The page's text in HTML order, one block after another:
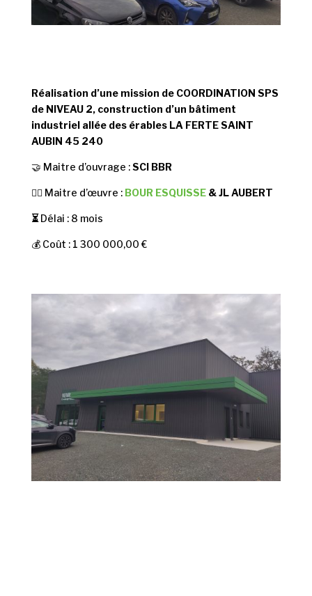
Réalisation d’une mission de COORDINATION SPS
de NIVEAU 2, construction d’un bâtiment
industriel allée des érables LA FERTE SAINT
AUBIN 45 240
🤝 Maitre d’ouvrage :SCI BBR
👷‍♂️ Maitre d’œuvre : BOUR ESQUISSE& JL AUBERT
⏳Délai : 8 mois
💰 Coût : 1 300 000,00 €